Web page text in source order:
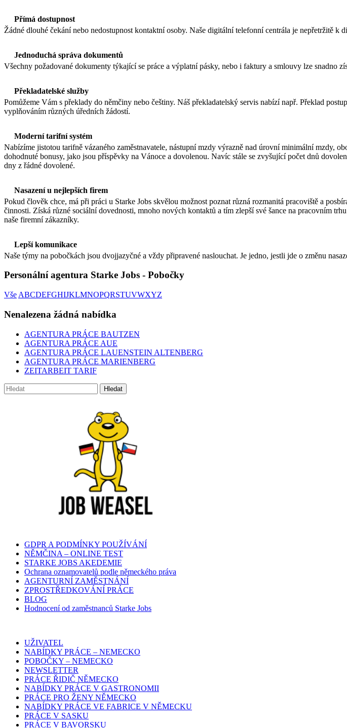
Přímá dostupnost
Žádné dlouhé čekání nebo nedostupnost kontaktní osoby. Naše digitální telefonní centrála je nepřetržitě
Jednoduchá správa dokumentů
Všechny požadované dokumenty týkající se práce a výplatní pásky, nebo i faktury a smlouvy lze
Překladatelské služby
Pomůžeme Vám s překlady do němčiny nebo češtiny. Náš překladatelský servis nabízí např. Překlad
vyplňováním různých úředních žádostí.
Moderní tarifní systém
Nabízíme jistotou tarifně vázaného zaměstnavatele, nástupní mzdy výrazně nad úrovní minimální
dohodnuté bonusy, jako jsou příspěvky na Vánoce a dovolenou. Navíc stále se zvyšující počet dnů
dny z řádné dovolené.
Nasazení u nejlepších firem
Pokud člověk chce, má při práci u Starke Jobs skvělou možnost poznat různá rozmanitá pracoviště a
činnosti. Získá různé sociální dovednosti, mnoho nových kontaktů a tím zlepší své šance na pracovním
naše firemní zákazníky.
Lepší komunikace
Naše týmy na pobočkách jsou dvojjazyčné a vždy připravené naslouchat. Je jedno, jestli jde o změnu
Personální agentura Starke Jobs - Pobočky
Vše ABCDEFGHIJKLMNOPQRSTUVWXYZ
Nenalezena žádná nabídka
AGENTURA PRÁCE BAUTZEN
AGENTURA PRÁCE AUE
AGENTURA PRÁCE LAUENSTEIN ALTENBERG
AGENTURA PRÁCE MARIENBERG
ZEITARBEIT TARIF
GDPR A PODMÍNKY POUŽÍVÁNÍ
NĚMČINA – ONLINE TEST
STARKE JOBS AKEDEMIE
Ochrana oznamovatelů podle německého práva
AGENTURNÍ ZAMĚSTNÁNÍ
ZPROSTŘEDKOVÁNÍ PRÁCE
BLOG
Hodnocení od zaměstnanců Starke Jobs
UŽIVATEL
NABÍDKY PRÁCE – NEMECKO
POBOČKY – NEMECKO
NEWSLETTER
PRÁCE ŘIDIČ NĚMECKO
NABÍDKY PRÁCE V GASTRONOMII
PRÁCE PRO ŽENY NĚMECKO
NABÍDKY PRÁCE VE FABRICE V NĚMECKU
PRÁCE V SASKU
PRÁCE V BAVORSKU